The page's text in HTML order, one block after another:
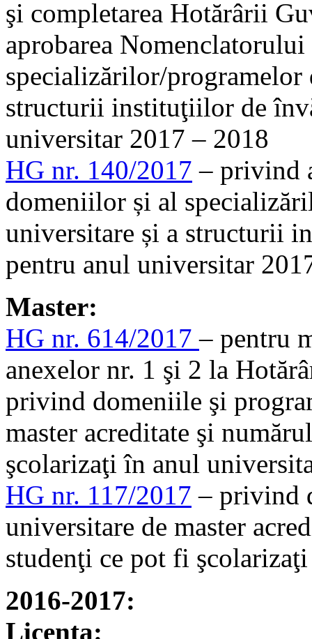
şi completarea Hotărârii
aprobarea
specializărilor/
structurii instituţiilor de
universitar 2017 – 2018
HG nr. 140/2017 – privind
domeniilor și al
universitare și a structurii
pentru anul universitar
Master:
HG nr. 614/2017– pentru
anexelor nr. 1 şi 2 la
privind domeniile şi
master acreditate şi
şcolarizaţi în anul
HG nr. 117/2017 – privind
universitare de master
studenţi ce pot fi
2016-2017:
Licenta: